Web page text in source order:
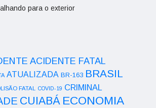
para o exterior
ACIDENTE FATAL
ATUALIZADA BR-163 BRASIL
FATAL COVID-19 CRIMINAL
CUIABÁ ECONOMIA